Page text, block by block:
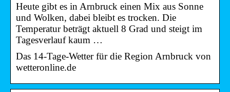
Heute gibt es in Arnbruck einen Mix aus Sonne
und Wolken, dabei bleibt es trocken. Die
Temperatur beträgt aktuell 8 Grad und steigt im
Tagesverlauf kaum …
Das 14-Tage-Wetter für die Region Arnbruck von
wetteronline.de